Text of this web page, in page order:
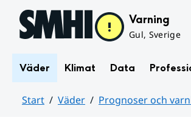
Hoppa till sidans innehåll Varning
Gul, Sverige
Väder Klimat Data
Start Väder Prognoser och